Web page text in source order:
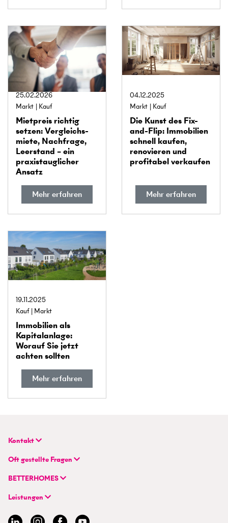
25.02.2026
Markt Kauf
Mietpreis richtig
setzen: Vergleichs­
miete, Nachfrage,
Leerstand – ein
praxis­tauglicher
Ansatz
Mehr erfahren
04.12.2025
Markt Kauf
Die Kunst des Fix-
and-Flip: Immobilien
schnell kaufen,
renovieren und
profitabel verkaufen
Mehr erfahren
19.11.2025
Kauf Markt
Immobilien als
Kapital­anlage:
Worauf Sie jetzt
achten sollten
Mehr erfahren
Kontakt
BETTERHOMES Deutschland GmbH
Hauptsitz
Flughafenstraße 59
info@betterhomes.de
Oft gestellte Fragen
FAQ | Immobilie verkaufen/vermieten
FAQ | Einstieg für Profimakler/-innen
BETTERHOMES
Unternehmen
Hybrides Maklermodell
BETTERHOMES-Erfahrungen
Leistungen
Immobilie suchen